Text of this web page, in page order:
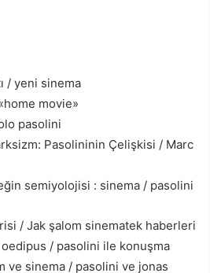
/ yeni sinema
movie»
pasolini
Pasolininin Çelişkisi / Marc
semiyolojisi : sinema / pasolini
/ Jak şalom sinematek haberleri
/ pasolini ile konuşma
ve sinema / pasolini ve jonas